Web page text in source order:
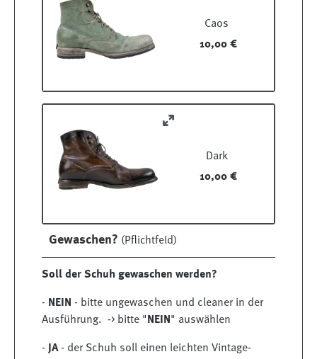
Caos
10,00 €
Dark
10,00 €
Gewaschen? (Pflichtfeld)
Soll der Schuh gewaschen werden?
- NEIN - bitte ungewaschen und cleaner in der
Ausführung. -> bitte "NEIN" auswählen
- JA- der Schuh soll einen leichten Vintage-